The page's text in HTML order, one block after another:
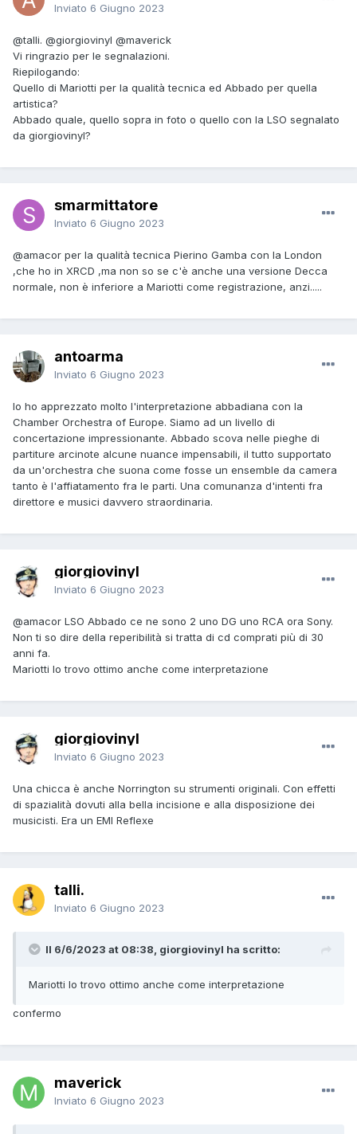
Inviato 6 Giugno 2023
@talli. @giorgiovinyl @maverick
Vi ringrazio per le segnalazioni.
Riepilogando:
Quello di Mariotti per la qualità tecnica ed Abbado per quella
artistica?
Abbado quale, quello sopra in foto o quello con la LSO segnalato
da giorgiovinyl?
smarmittatore
Inviato 6 Giugno 2023
@amacor per la qualità tecnica Pierino Gamba con la London
,che ho in XRCD ,ma non so se c'è anche una versione Decca
normale, non è inferiore a Mariotti come registrazione, anzi.....
antoarma
Inviato 6 Giugno 2023
Io ho apprezzato molto l'interpretazione abbadiana con la
Chamber Orchestra of Europe. Siamo ad un livello di
concertazione impressionante. Abbado scova nelle pieghe di
partiture arcinote alcune nuance impensabili, il tutto supportato
da un'orchestra che suona come fosse un ensemble da camera
tanto è l'affiatamento fra le parti. Una comunanza d'intenti fra
direttore e musici davvero straordinaria.
giorgiovinyl
Inviato 6 Giugno 2023
@amacor LSO Abbado ce ne sono 2 uno DG uno RCA ora Sony.
Non ti so dire della reperibilità si tratta di cd comprati più di 30
anni fa.
Mariotti lo trovo ottimo anche come interpretazione
giorgiovinyl
Inviato 6 Giugno 2023
Una chicca è anche Norrington su strumenti originali. Con effetti
di spazialità dovuti alla bella incisione e alla disposizione dei
musicisti. Era un EMI Reflexe
talli.
Inviato 6 Giugno 2023
Il 6/6/2023 at 08:38, giorgiovinyl ha scritto:
Mariotti lo trovo ottimo anche come interpretazione
confermo
maverick
Inviato 6 Giugno 2023